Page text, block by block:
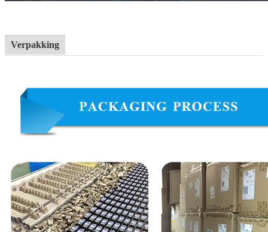
Verpakking